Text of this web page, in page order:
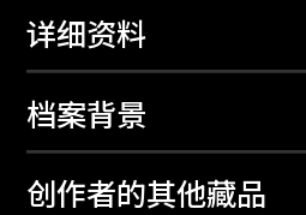
详细资料
档案背景
创作者的其他藏品